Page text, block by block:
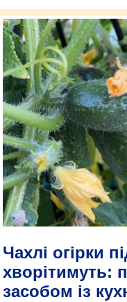
Чахлі огірки
хворітимуть:
засобом із